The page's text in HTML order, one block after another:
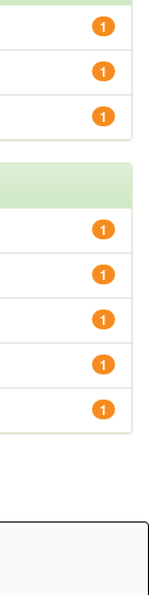
1
1
1
1
1
1
1
1